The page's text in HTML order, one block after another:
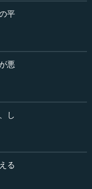
の自由を奪われる
となった。だから法
めに自由を重んじる
ちがとりあえずまと
に先ほど先生がおっ
に「自分の理想」な
思っている人たちが
切にしたいので、
平
悪
し
る